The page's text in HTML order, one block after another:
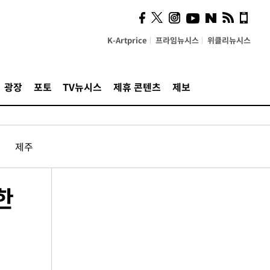
K-Artprice 프라임뉴시스 위클리뉴시스
광장 포토 TV뉴시스 제휴 콘텐츠 제보
제주